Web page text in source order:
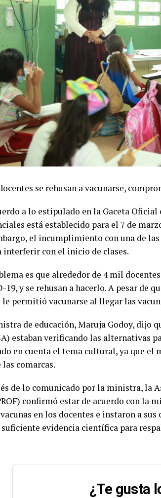
se rehusan a vacunarse,
a lo estipulado en la Gaceta
está establecido para el 7 de
el incumplimiento con una de
interferir con el inicio de clases.
es que alrededor de 4 mil
19, y se rehusan a hacerlo. A pesar de
le permitió vacunarse al llegar las
de educación, Maruja Godoy, dijo
estaban verificando las alternativas
en cuenta el tema cultural, ya que el
las comarcas.
de lo comunicado por la ministra, la
confirmó estar de acuerdo con la
en los docentes e instaron a
evidencia científica para
¿Te gusta